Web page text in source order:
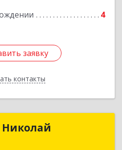
4
заявку
контакты
заявку
Назад
Николай